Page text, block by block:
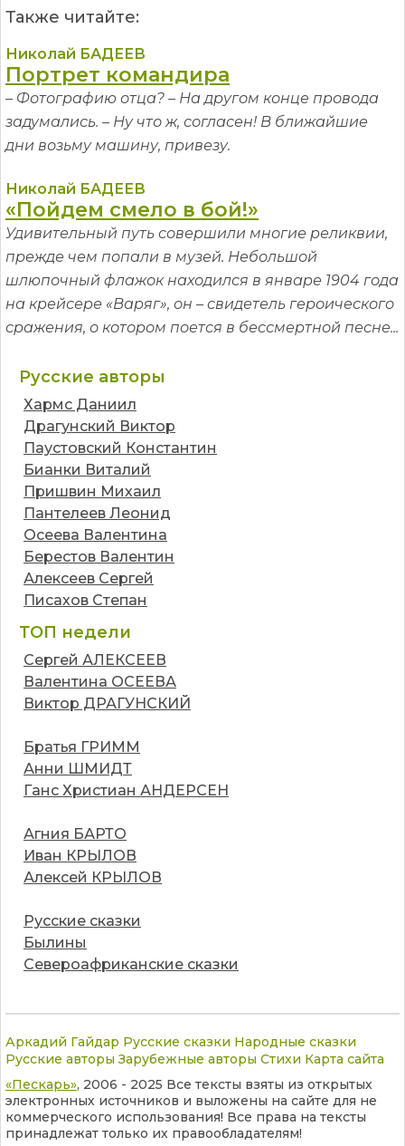
Также читайте:
Николай БАДЕЕВ
Портрет командира
– Фотографию отца? – На другом конце провода
задумались. – Ну что ж, согласен! В ближайшие
дни возьму машину, привезу.
Николай БАДЕЕВ
«Пойдем смело в бой!»
Удивительный путь совершили многие реликвии,
прежде чем попали в музей. Небольшой
шлюпочный флажок находился в январе 1904 года
на крейсере «Варяг», он – свидетель героического
сражения, о котором поется в бессмертной песне...
Русские авторы
Хармс Даниил
Драгунский Виктор
Паустовский Константин
Бианки Виталий
Пришвин Михаил
Пантелеев Леонид
Осеева Валентина
Берестов Валентин
Алексеев Сергей
Писахов Степан
ТОП недели
Сергей АЛЕКСЕЕВ
Валентина ОСЕЕВА
Виктор ДРАГУНСКИЙ
Братья ГРИММ
Анни ШМИДТ
Ганс Христиан АНДЕРСЕН
Агния БАРТО
Иван КРЫЛОВ
Алексей КРЫЛОВ
Русские сказки
Былины
Североафриканские сказки
Аркадий Гайдар Русские сказки Народные сказки
Русские авторы Зарубежные авторы Стихи Карта сайта
«Пескарь», 2006 - 2025 Все тексты взяты из открытых
электронных источников и выложены на сайте для не
коммерческого использования! Все права на тексты
принадлежат только их правообладателям!